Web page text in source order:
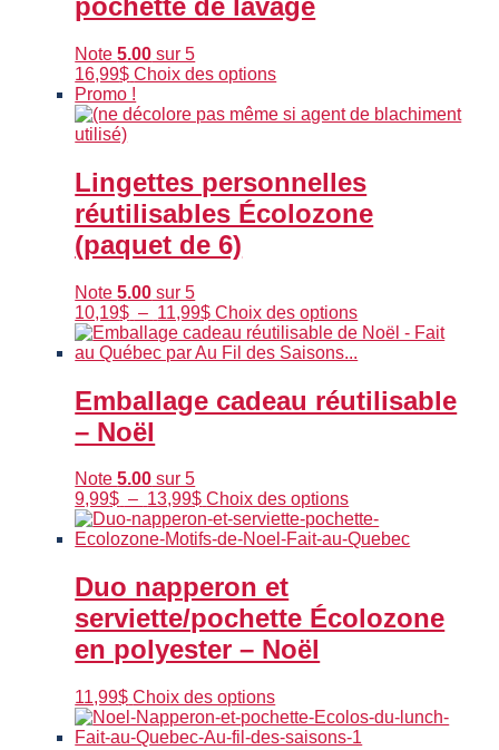
choisies
page
produit
pochette de lavage
Note5.00 sur 5
16,99$ Choix des optionsCe
a
Les
options
peuvent
être
page
du
produit
Promo !
Lingettes personnelles
réutilisables Écolozone
(paquet de 6)
Note5.00 sur 5
10,19$ – 11,99$Plage
de
prix :
à
11,99$
Choix des optionsCe
produit
variations.
Les
sur
la
page
Emballage cadeau réutilisable
– Noël
Note5.00 sur 5
9,99$ – 13,99$Plage
de
prix :
à
13,99$
Choix des optionsCe
produit
a
options
peuvent
la
page
Duo napperon et
serviette/pochette Écolozone
en polyester – Noël
11,99$ Choix des optionsCe
produit
a